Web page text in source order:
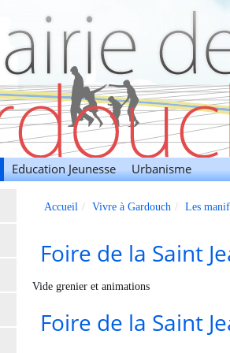
Education Jeunesse Urbanisme
Accueil Vivre à Gardouch Les
Foire de la Saint
Vide grenier et animations
Foire de la Saint